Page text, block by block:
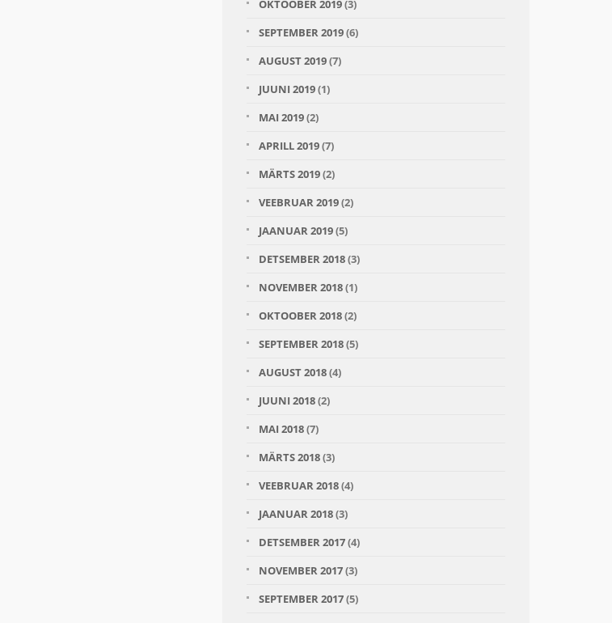
OKTOOBER 2019(3)
SEPTEMBER 2019(6)
AUGUST 2019(7)
JUUNI 2019(1)
MAI 2019(2)
APRILL 2019(7)
MÄRTS 2019(2)
VEEBRUAR 2019(2)
JAANUAR 2019(5)
DETSEMBER 2018(3)
NOVEMBER 2018(1)
OKTOOBER 2018(2)
SEPTEMBER 2018(5)
AUGUST 2018(4)
JUUNI 2018(2)
MAI 2018(7)
MÄRTS 2018(3)
VEEBRUAR 2018(4)
JAANUAR 2018(3)
DETSEMBER 2017(4)
NOVEMBER 2017(3)
SEPTEMBER 2017(5)